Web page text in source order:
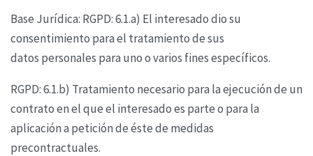
Base Jurídica: RGPD: 6.1.a) El interesado dio su
consentimiento para el tratamiento de sus
datos personales para uno o varios fines específicos.
RGPD: 6.1.b) Tratamiento necesario para la ejecución de un
contrato en el que el interesado es parte o para la
aplicación a petición de éste de medidas
precontractuales.